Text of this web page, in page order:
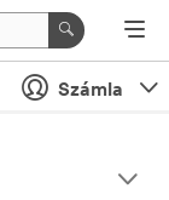
Számla